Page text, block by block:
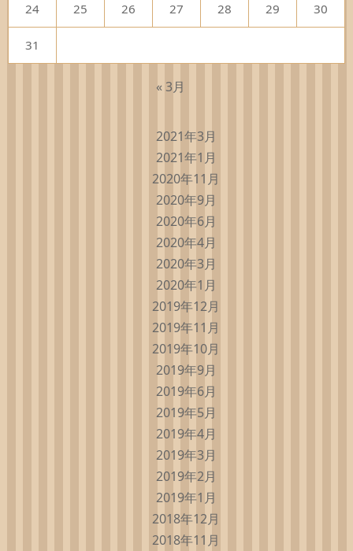
24 25 26 27 28 29 30
31
« 3月
2021年3月
2021年1月
2020年11月
2020年9月
2020年6月
2020年4月
2020年3月
2020年1月
2019年12月
2019年11月
2019年10月
2019年9月
2019年6月
2019年5月
2019年4月
2019年3月
2019年2月
2019年1月
2018年12月
2018年11月